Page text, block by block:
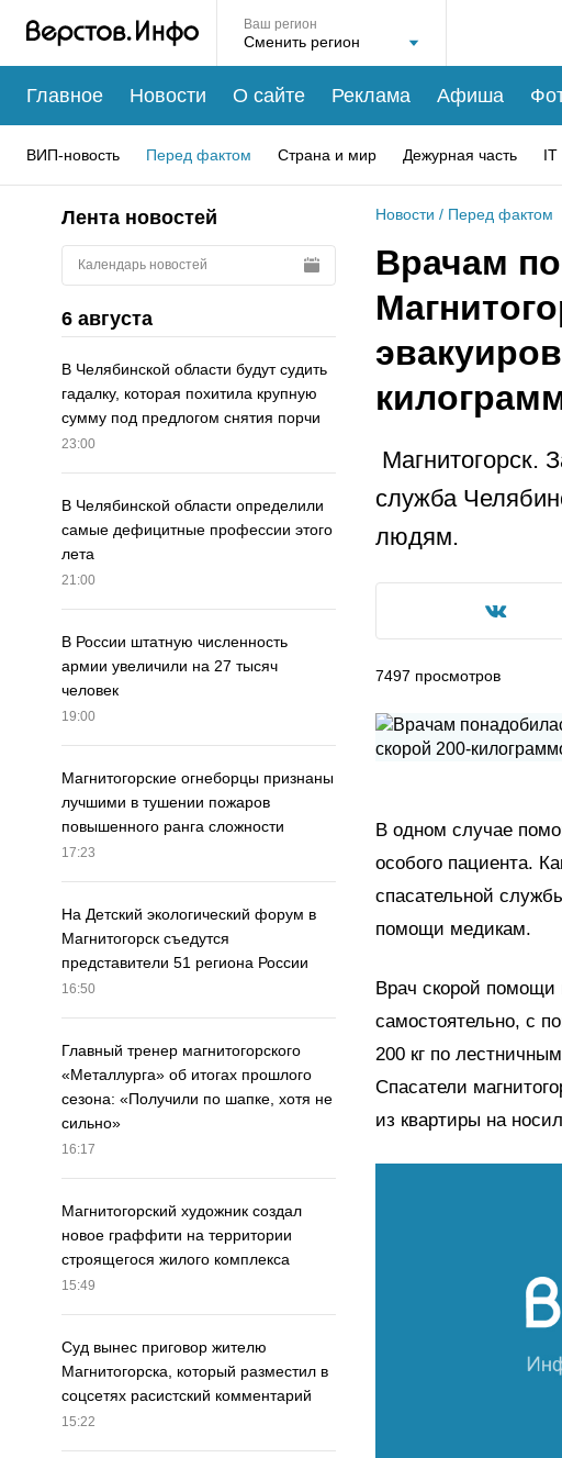
Ваш регион
Главное Новости О сайте Реклама Афиша
ВИП-новость Перед фактом Страна и мир Дежурная часть IT
Лента новостей
Календарь новостей
6 августа
В Челябинской области будут судить
гадалку, которая похитила крупную
сумму под предлогом снятия порчи
23:00
В Челябинской области определили
самые дефицитные профессии этого
лета
21:00
В России штатную численность
армии увеличили на 27 тысяч
человек
19:00
Магнитогорские огнеборцы признаны
лучшими в тушении пожаров
повышенного ранга сложности
17:23
На Детский экологический форум в
Магнитогорск съедутся
представители 51 региона России
16:50
Главный тренер магнитогорского
«Металлурга» об итогах прошлого
сезона: «Получили по шапке, хотя не
сильно»
16:17
Магнитогорский художник создал
новое граффити на территории
строящегося жилого комплекса
15:49
Суд вынес приговор жителю
Магнитогорска, который разместил в
соцсетях расистский комментарий
15:22
Новости / Перед фактом
Врачам
Магнитогорск.
служба
людям.
7497 просмотров
В одном случае
особого пациента.
спасательной
помощи медикам.
Врач скорой помощи
самостоятельно, с
200 кг по
Спасатели
из квартиры на